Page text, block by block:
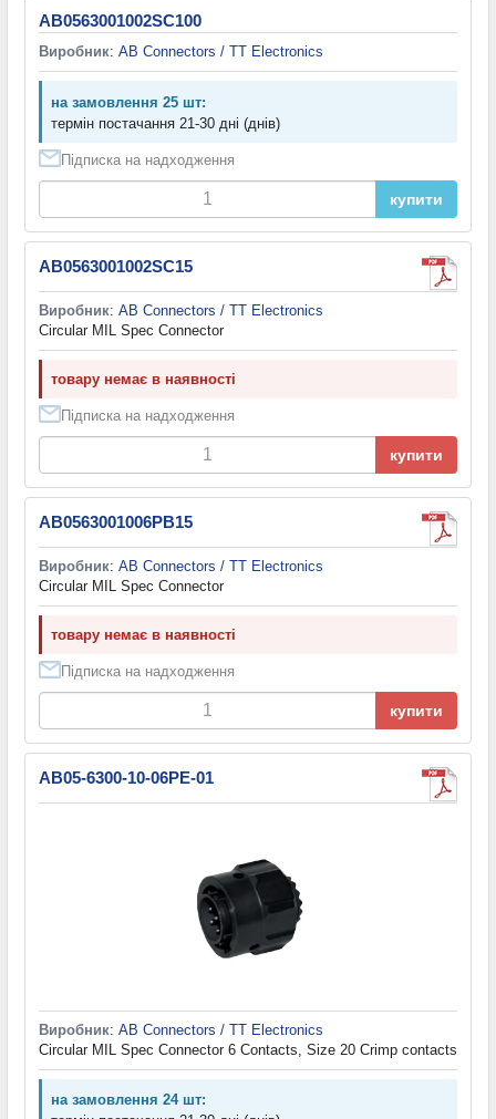
AB0563001002SC100
Виробник: AB Connectors / TT Electronics
на замовлення 25 шт:
термін постачання 21-30 дні (днів)
Підписка на надходження
купити
AB0563001002SC15
Виробник: AB Connectors / TT Electronics
Circular MIL Spec Connector
товару немає в наявності
Підписка на надходження
купити
AB0563001006PB15
Виробник: AB Connectors / TT Electronics
Circular MIL Spec Connector
товару немає в наявності
Підписка на надходження
купити
AB05-6300-10-06PE-01
Виробник: AB Connectors / TT Electronics
Circular MIL Spec Connector 6 Contacts, Size 20 Crimp contacts
на замовлення 24 шт: